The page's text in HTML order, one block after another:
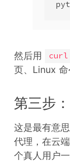
然后用 curl
页、Linux 命
第三步
这是最有意
代理，在云
个真人用户